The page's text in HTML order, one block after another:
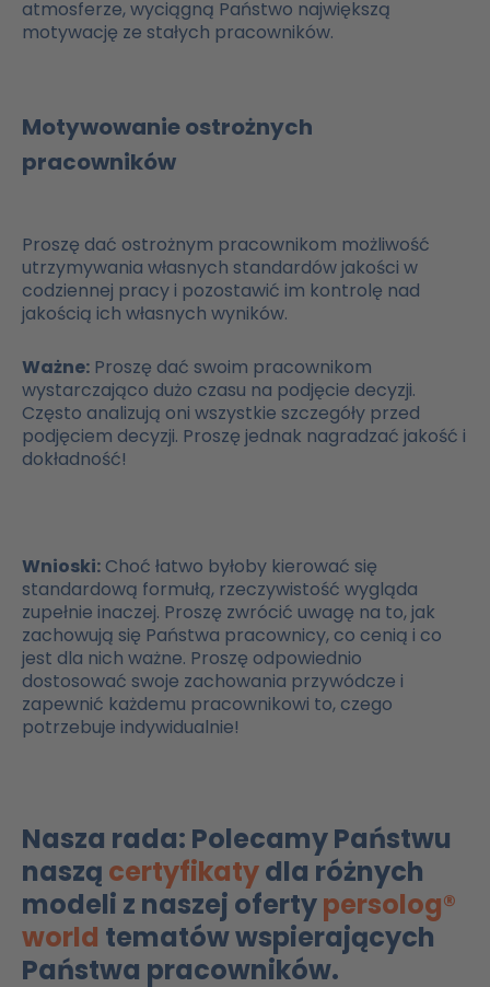
atmosferze, wyciągną Państwo największą
motywację ze stałych pracowników.
Motywowanie ostrożnych
pracowników
Proszę dać ostrożnym pracownikom możliwość
utrzymywania własnych standardów jakości w
codziennej pracy i pozostawić im kontrolę nad
jakością ich własnych wyników.
Ważne: Proszę dać swoim pracownikom
wystarczająco dużo czasu na podjęcie decyzji.
Często analizują oni wszystkie szczegóły przed
podjęciem decyzji. Proszę jednak nagradzać jakość i
dokładność!
Wnioski: Choć łatwo byłoby kierować się
standardową formułą, rzeczywistość wygląda
zupełnie inaczej. Proszę zwrócić uwagę na to, jak
zachowują się Państwa pracownicy, co cenią i co
jest dla nich ważne. Proszę odpowiednio
dostosować swoje zachowania przywódcze i
zapewnić każdemu pracownikowi to, czego
potrzebuje indywidualnie!
Nasza rada: Polecamy Państwu
naszą certyfikatydla różnych
modeli z naszej ofertypersolog®
world tematów wspierających
Państwa pracowników.